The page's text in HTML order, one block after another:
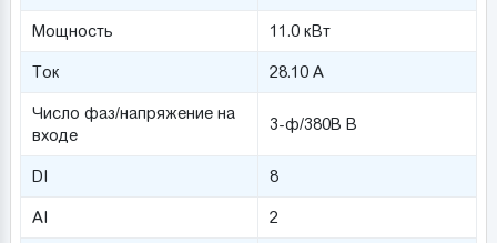
Мощность 11.0 кВт
Ток 28.10 А
Число фаз/напряжение на
входе
3-ф/380В В
DI 8
AI 2